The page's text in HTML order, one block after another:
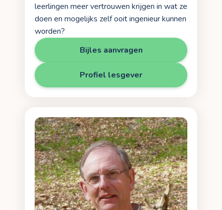
leerlingen meer vertrouwen krijgen in wat ze
doen en mogelijks zelf ooit ingenieur kunnen
worden?
Bijles aanvragen
Profiel lesgever